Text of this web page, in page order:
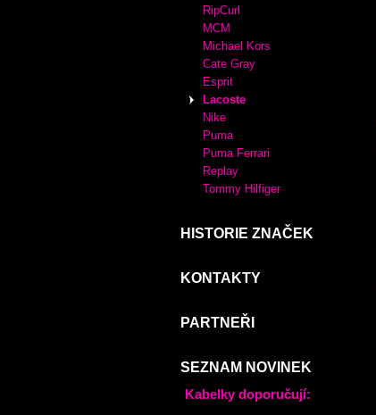
RipCurl
MCM
Michael Kors
Cate Gray
Esprit
Lacoste
Nike
Puma
Puma Ferrari
Replay
Tommy Hilfiger
HISTORIE ZNAČEK
KONTAKTY
PARTNEŘI
SEZNAM NOVINEK
Kabelky doporučují: